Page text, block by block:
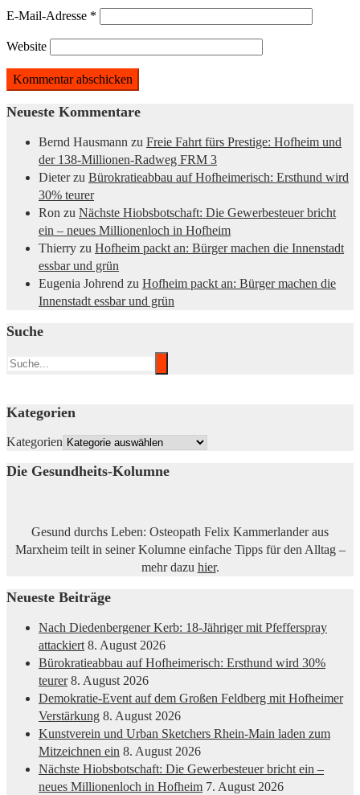
E-Mail-Adresse *
Website
Neueste Kommentare
Bernd Hausmann zu Freie Fahrt fürs Prestige: Hofheim und
der 138-Millionen-Radweg FRM 3
Dieterzu Bürokratieabbau auf Hofheimerisch: Ersthund wird
30% teurer
Ron zu Nächste Hiobsbotschaft: Die Gewerbesteuer bricht
ein – neues Millionenloch in Hofheim
Thierry zu Hofheim packt an: Bürger machen die Innenstadt
essbar und grün
Eugenia Johrend zu Hofheim packt an: Bürger machen die
Innenstadt essbar und grün
Suche
Kategorien
Kategorien
Die Gesundheits-Kolumne
Gesund durchs Leben: Osteopath Felix Kammerlander aus
Marxheim teilt in seiner Kolumne einfache Tipps für den Alltag –
mehr dazu hier.
Neueste Beiträge
Nach Diedenbergener Kerb: 18-Jähriger mit Pfefferspray
attackiert 8. August 2026
Bürokratieabbau auf Hofheimerisch: Ersthund wird 30%
teurer 8. August 2026
Demokratie-Event auf dem Großen Feldberg mit Hofheimer
Verstärkung 8. August 2026
Kunstverein und Urban Sketchers Rhein-Main laden zum
Mitzeichnen ein 8. August 2026
Nächste Hiobsbotschaft: Die Gewerbesteuer bricht ein –
neues Millionenloch in Hofheim 7. August 2026